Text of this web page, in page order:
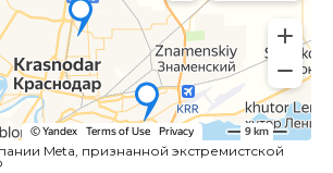
Meta, признанной экстремистской